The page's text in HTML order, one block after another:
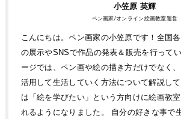
小笠原 英輝
ペン画家/オンライン絵画教室運営
こんにちは。ペン画家の小笠原です！全国
の展示やSNSで作品の発表＆販売を行って
ージでは、ペン画や絵の描き方だけでなく
活用して生活していく方法について解説し
は「絵を学びたい」という方向けに絵画教
れるようになりました。 自分の好きな事で